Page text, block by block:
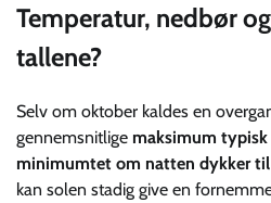
Temperatur, nedbør
tallene?
Selv om oktober kaldes en
gennemsnitlige maksimum typisk
minimumtet om natten dykker til
kan solen stadig give en